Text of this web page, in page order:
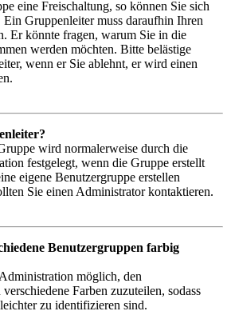
eine Freischaltung, so können Sie sich
Ein Gruppenleiter muss daraufhin Ihren
Er könnte fragen, warum Sie in die
werden möchten. Bitte belästige
wenn er Sie ablehnt, er wird einen
wird normalerweise durch die
festgelegt, wenn die Gruppe erstellt
eigene Benutzergruppe erstellen
Sie einen Administrator kontaktieren.
Benutzergruppen farbig
möglich, den
Farben zuzuteilen, sodass
zu identifizieren sind.